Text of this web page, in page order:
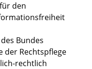
den
Bundes
der Rechtspflege
rechtlich